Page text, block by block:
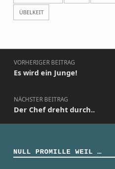
ÜBELKEIT
Beitragsnavigation
VORHERIGER BEITRAG
Es wird ein Junge!
NÄCHSTER BEITRAG
Der Chef dreht durch..
NULL PROMILLE WEIL …